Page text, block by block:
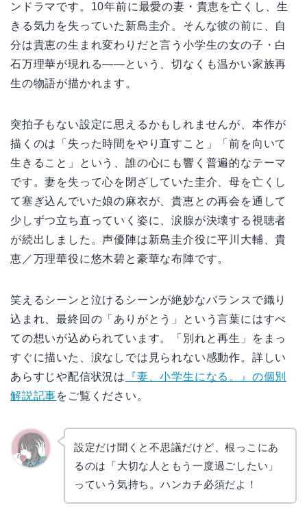
ンドラマです。10年前に最愛の妻・貴恵を亡くし、生
きる気力を失っていた新島圭介。そんな彼の前に、自
分は貴恵の生まれ変わりだと言う小学生の女の子・白
石万理華が現れる――という、切なくも温かい家族再
生の物語が描かれます。
突拍子もない設定に思えるかもしれませんが、本作が
描くのは「失った時間をやり直すこと」「前を向いて
生きること」という、誰の心にも響く普遍的なテーマ
です。妻を失って心を閉ざしていた圭介、母を亡くし
て塞ぎ込んでいた娘の麻衣が、貴恵との再会を通して
少しずつ立ち直っていく姿に、涙腺が決壊する視聴者
が続出しました。声優陣は新島圭介役に平川大輔、貴
恵／万理華役に悠木碧と豪華な布陣です。
笑えるシーンと泣けるシーンが絶妙なバランスで織り
込まれ、最終回の「ありがとう」という言葉にはすべ
ての想いが込められています。「別れと再生」をまっ
すぐに描いた、涙なしでは見られない感動作。詳しい
あらすじや配信状況は
『妻、小学生になる。』の個別
解説記事をご覧ください。
設定だけ聞くと不思議だけど、根っこにあ
るのは「大切な人ともう一度過ごしたい」
っていう気持ち。ハンカチ必須だよ！